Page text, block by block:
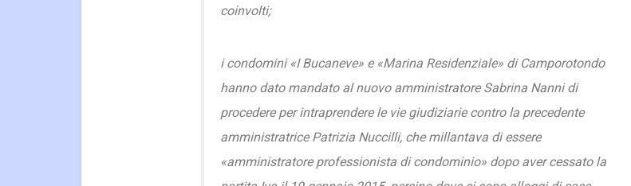
coinvolti;
i condomini «I Bucaneve» e «Marina Residenziale» di Camporotondo
hanno dato mandato al nuovo amministratore Sabrina Nanni di
procedere per intraprendere le vie giudiziarie contro la precedente
amministratrice Patrizia Nuccilli, che millantava di essere
«amministratore professionista di condominio» dopo aver cessato la